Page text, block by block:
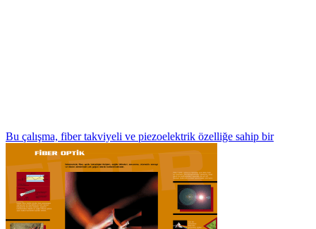
Bu çalışma, fiber takviyeli ve piezoelektrik özelliğe sahip bir